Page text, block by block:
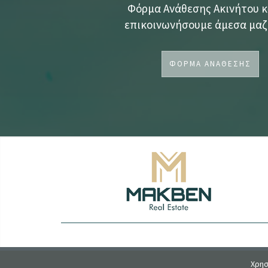
Φόρμα Ανάθεσης Ακινήτου
επικοινωνήσουμε άμεσα
ΦΟΡΜΑ ΑΝΑΘΕΣΗΣ